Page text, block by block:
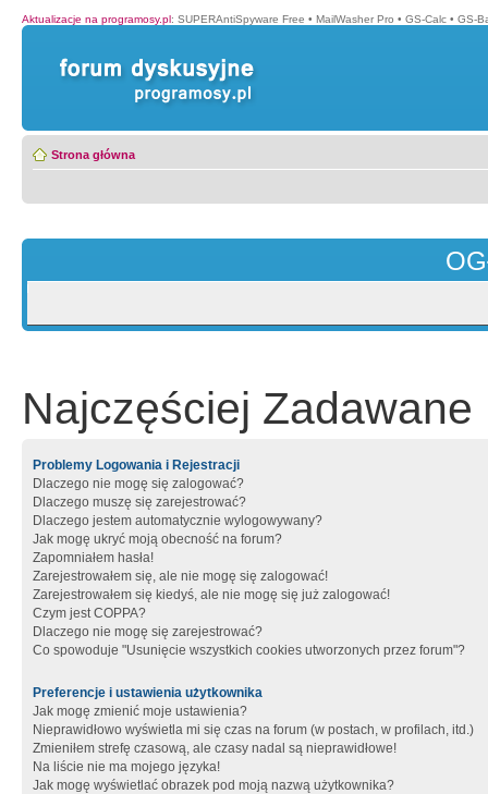
Aktualizacje na programosy.pl: SUPERAntiSpyware Free • MailWasher Pro • GS-Calc • GS-
Strona główna
Najczęściej Zadawane
Problemy Logowania i Rejestracji
Dlaczego nie mogę się zalogować?
Dlaczego muszę się zarejestrować?
Dlaczego jestem automatycznie wylogowywany?
Jak mogę ukryć moją obecność na forum?
Zapomniałem hasła!
Zarejestrowałem się, ale nie mogę się zalogować!
Zarejestrowałem się kiedyś, ale nie mogę się już zalogować!
Czym jest COPPA?
Dlaczego nie mogę się zarejestrować?
Co spowoduje "Usunięcie wszystkich cookies utworzonych przez forum"?
Preferencje i ustawienia użytkownika
Jak mogę zmienić moje ustawienia?
Nieprawidłowo wyświetla mi się czas na forum (w postach, w profilach, itd.)
Zmieniłem strefę czasową, ale czasy nadal są nieprawidłowe!
Na liście nie ma mojego języka!
Jak mogę wyświetlać obrazek pod moją nazwą użytkownika?